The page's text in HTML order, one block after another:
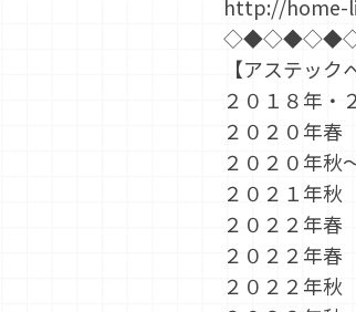
http://home-
【アステック
２０１８年
２０２０年
２０２０年
２０２１年
２０２２年
２０２２年
２０２２年